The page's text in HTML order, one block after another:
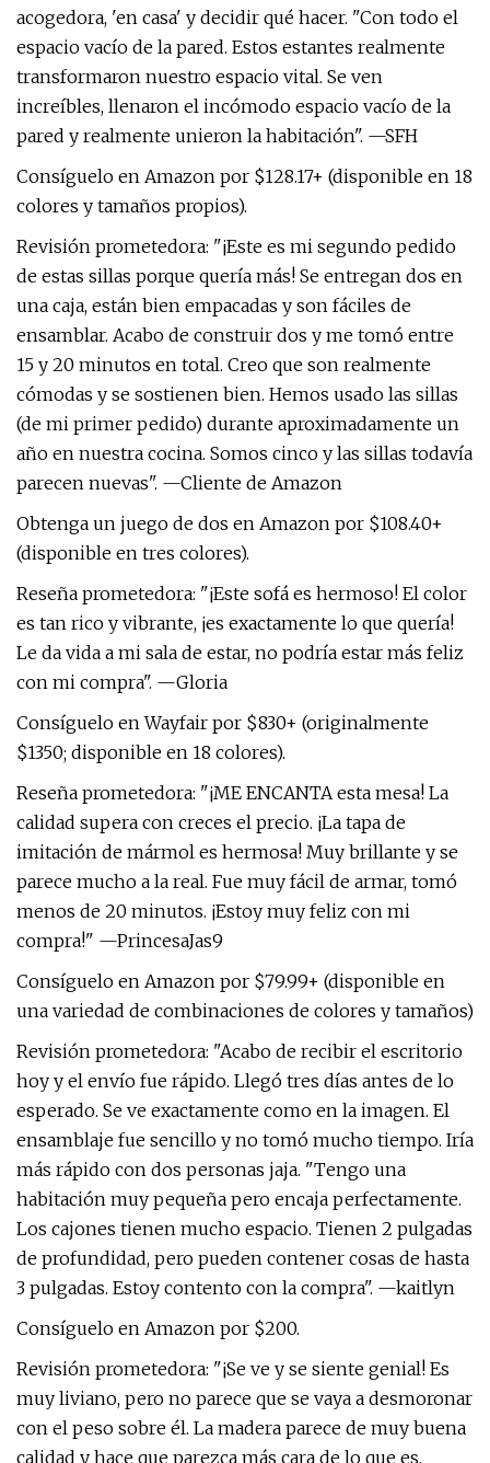
acogedora, 'en casa' y decidir qué hacer. "Con todo el
espacio vacío de la pared. Estos estantes realmente
transformaron nuestro espacio vital. Se ven
increíbles, llenaron el incómodo espacio vacío de la
pared y realmente unieron la habitación". —SFH
Consíguelo en Amazon por $128.17+ (disponible en 18
colores y tamaños propios).
Revisión prometedora: "¡Este es mi segundo pedido
de estas sillas porque quería más! Se entregan dos en
una caja, están bien empacadas y son fáciles de
ensamblar. Acabo de construir dos y me tomó entre
15 y 20 minutos en total. Creo que son realmente
cómodas y se sostienen bien. Hemos usado las sillas
(de mi primer pedido) durante aproximadamente un
año en nuestra cocina. Somos cinco y las sillas todavía
parecen nuevas". —Cliente de Amazon
Obtenga un juego de dos en Amazon por $108.40+
(disponible en tres colores).
Reseña prometedora: "¡Este sofá es hermoso! El color
es tan rico y vibrante, ¡es exactamente lo que quería!
Le da vida a mi sala de estar, no podría estar más feliz
con mi compra". —Gloria
Consíguelo en Wayfair por $830+ (originalmente
$1350; disponible en 18 colores).
Reseña prometedora: "¡ME ENCANTA esta mesa! La
calidad supera con creces el precio. ¡La tapa de
imitación de mármol es hermosa! Muy brillante y se
parece mucho a la real. Fue muy fácil de armar, tomó
menos de 20 minutos. ¡Estoy muy feliz con mi
compra!" —PrincesaJas9
Consíguelo en Amazon por $79.99+ (disponible en
una variedad de combinaciones de colores y tamaños)
Revisión prometedora: "Acabo de recibir el escritorio
hoy y el envío fue rápido. Llegó tres días antes de lo
esperado. Se ve exactamente como en la imagen. El
ensamblaje fue sencillo y no tomó mucho tiempo. Iría
más rápido con dos personas jaja. "Tengo una
habitación muy pequeña pero encaja perfectamente.
Los cajones tienen mucho espacio. Tienen 2 pulgadas
de profundidad, pero pueden contener cosas de hasta
3 pulgadas. Estoy contento con la compra". —kaitlyn
Consíguelo en Amazon por $200.
Revisión prometedora: "¡Se ve y se siente genial! Es
muy liviano, pero no parece que se vaya a desmoronar
con el peso sobre él. La madera parece de muy buena
calidad y hace que parezca más cara de lo que es.